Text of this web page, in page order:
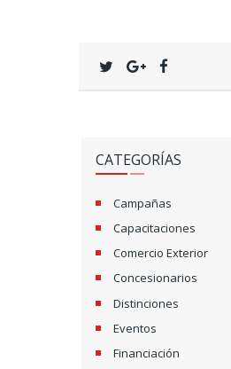
CATEGORÍAS
Campañas
Capacitaciones
Comercio Exterior
Concesionarios
Distinciones
Eventos
Financiación